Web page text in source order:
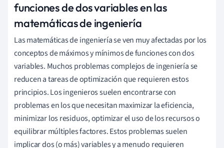
funciones de dos variables en las
matemáticas de ingeniería
Las matemáticas de ingeniería se ven muy afectadas por los
conceptos de máximos y mínimos de funciones con dos
variables. Muchos problemas complejos de ingeniería se
reducen a tareas de optimización que requieren estos
principios. Los ingenieros suelen encontrarse con
problemas en los que necesitan maximizar la eficiencia,
minimizar los residuos, optimizar el uso de los recursos o
equilibrar múltiples factores. Estos problemas suelen
implicar dos (o más) variables y a menudo requieren